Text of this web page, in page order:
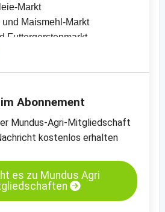
Markt
Maismehl-Markt
Futtergerstenmarkt
und Meinungen des
und Import- und
Kassamärkten
- Hamburg
Abonnement
Mundus-Agri-Mitgliedschaft
kostenlos erhalten
es zu Mundus Agri